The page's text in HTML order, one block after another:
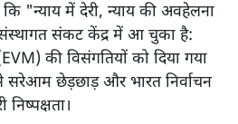
कि "न्याय में देरी, न्याय की अवहेलना
संकट केंद्र में आ चुका है:
की विसंगतियों को दिया गया
सरेआम छेड़छाड़ और भारत निर्वाचन